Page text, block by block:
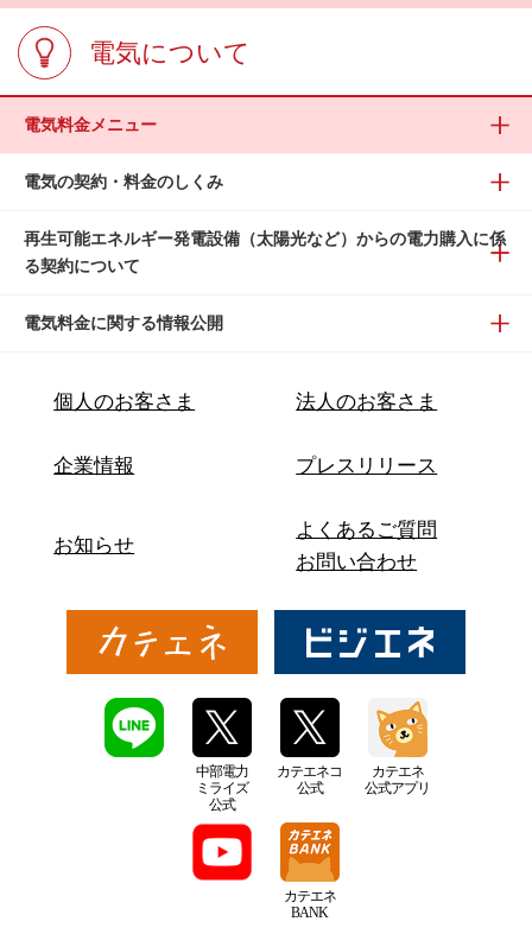
電気について
電気料金メニュー
電気の契約・料金のしくみ
再生可能エネルギー発電設備（太陽光など）からの電力購入に係
る契約について
電気料金に関する情報公開
個人のお客さま 法人のお客さま
企業情報 プレスリリース
お知らせ
よくあるご質問
お問い合わせ
中部電力
ミライズ
公式
カテエネコ
公式
カテエネ
公式アプリ
カテエネ
BANK